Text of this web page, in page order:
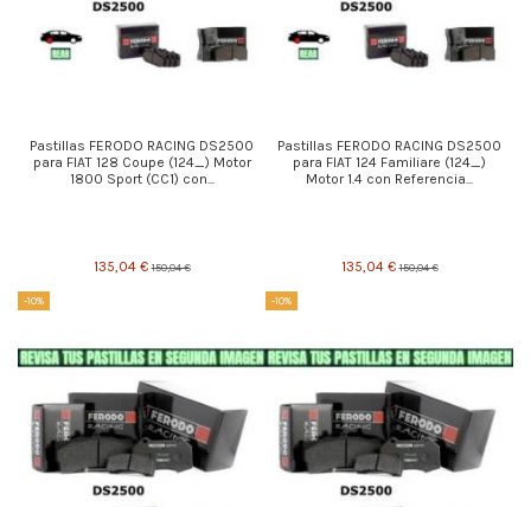
Pastillas FERODO RACING DS2500
para FIAT 128 Coupe (124_) Motor
1800 Sport (CC1) con...
135,04 € 150,04 €
Pastillas FERODO RACING DS2500
para FIAT 124 Familiare (124_)
Motor 1.4 con Referencia...
135,04 € 150,04 €
-10% -10%